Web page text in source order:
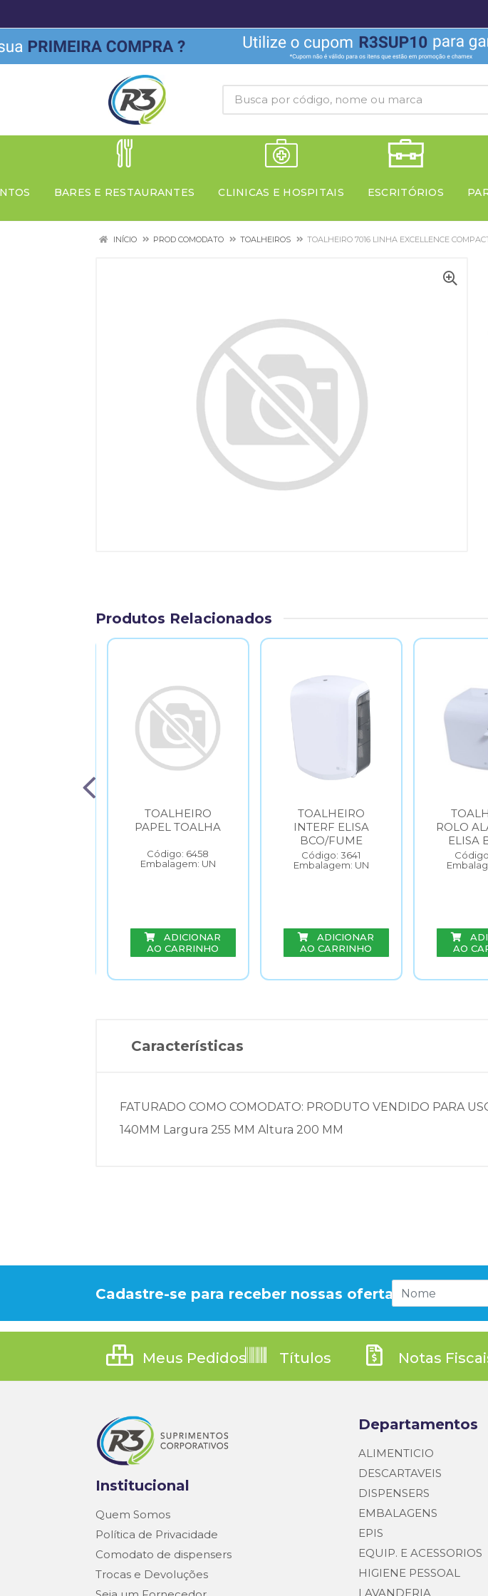
BARES E RESTAURANTES CLINICAS E HOSPITAIS ESCRITÓRIOS
INÍCIO PROD COMODATO TOALHEIROS TOALHEIRO 7016 LINHA EXCELLENCE
Produtos Relacionados
TOALHEIRO
PAPEL TOALHA
Código: 6458
Embalagem: UN
ADICIONAR
AO CARRINHO
TOALHEIRO
INTERF ELISA
BCO/FUME
Código: 3641
Embalagem: UN
ADICIONAR
AO CARRINHO
ROLO
ELISA
AO
Características
FATURADO COMO COMODATO: PRODUTO VENDIDO PARA
140MM Largura 255 MM Altura 200 MM
Cadastre-se para receber nossas ofertas!
Meus Pedidos Títulos Notas
Institucional
Quem Somos
Política de Privacidade
Comodato de dispensers
Trocas e Devoluções
Departamentos
ALIMENTICIO
DESCARTAVEIS
DISPENSERS
EMBALAGENS
EPIS
EQUIP. E ACESSORIOS
HIGIENE PESSOAL
LAVANDERIA